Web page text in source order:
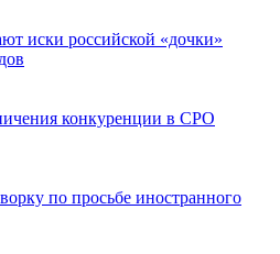
иски российской «дочки»
конкуренции в СРО
по просьбе иностранного